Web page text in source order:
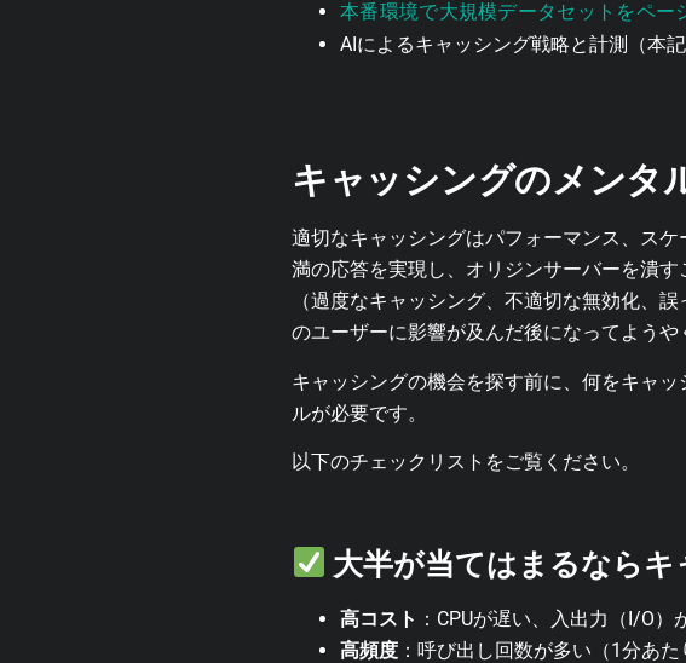
本番環境で大規模データセットをペー
AIによるキャッシング戦略と計測（本記
キャッシングのメンタ
適切なキャッシングはパフォーマンス、ス
満の応答を実現し、オリジンサーバーを潰
（過度なキャッシング、不適切な無効化、
のユーザーに影響が及んだ後になってようや
キャッシングの機会を探す前に、何をキャ
ルが必要です。
以下のチェックリストをご覧ください。
大半が当てはまるなら
高コスト ：CPUが遅い、入出力（I/O
高頻度 ：呼び出し回数が多い（1分あ